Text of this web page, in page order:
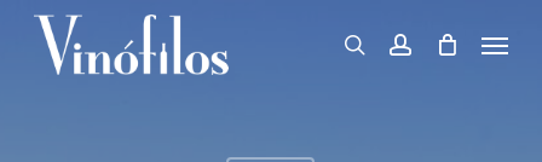
Skip
searchaccount